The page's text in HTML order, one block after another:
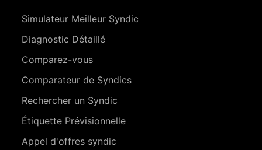
Simulateur Meilleur Syndic
Diagnostic Détaillé
Comparez-vous
Comparateur de Syndics
Rechercher un Syndic
Étiquette Prévisionnelle
Appel d'offres syndic